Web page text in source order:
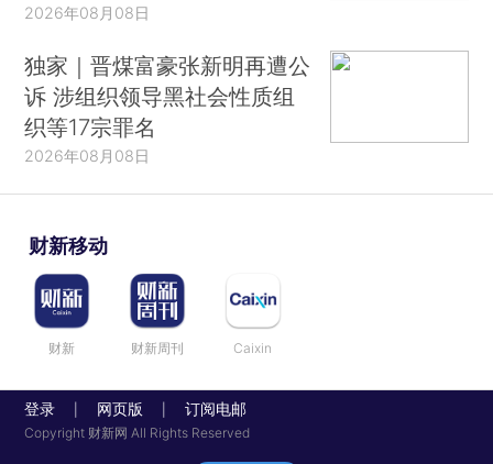
2026年08月08日
独家｜晋煤富豪张新明再遭公
诉 涉组织领导黑社会性质组
织等17宗罪名
2026年08月08日
财新移动
财新 财新周刊 Caixin
登录 网页版 订阅电邮
Copyright 财新网 All Rights Reserved